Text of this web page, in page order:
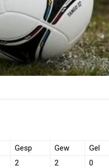
Gesp Gew Gel
2 2 0